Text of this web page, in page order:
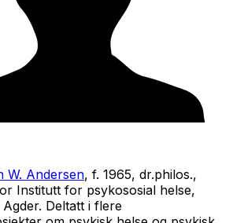
W. Andersen, f. 1965, dr.philos.,
Institutt for psykososial helse,
Deltatt i flere